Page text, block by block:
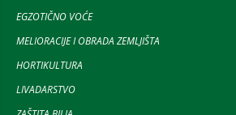
EGZOTIČNO VOĆE
MELIORACIJE I OBRADA ZEMLJIŠTA
HORTIKULTURA
LIVADARSTVO